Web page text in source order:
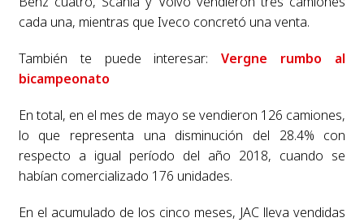
cada una, mientras que Iveco concretó una venta.
También te puede interesar:Vergne rumbo al
bicampeonato
En total, en el mes de mayo se vendieron 126 camiones,
lo que representa una disminución del 28.4% con
respecto a igual período del año 2018, cuando se
habían comercializado 176 unidades.
En el acumulado de los cinco meses, JAC lleva vendidas